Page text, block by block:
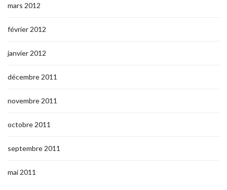
mars 2012
février 2012
janvier 2012
décembre 2011
novembre 2011
octobre 2011
septembre 2011
mai 2011